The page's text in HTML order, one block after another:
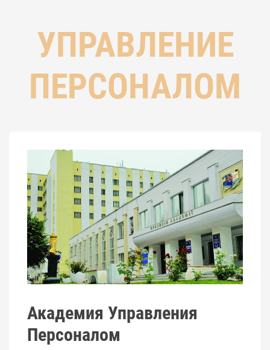
УПРАВЛЕНИЕ
ПЕРСОНАЛОМ
Академия Управления
Персоналом